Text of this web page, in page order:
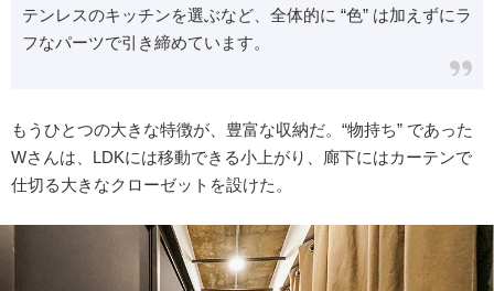
テンレスのキッチンを選ぶなど、全体的に “色” は加えずにラ
フなパーツで引き締めています。
もうひとつの大きな特徴が、豊富な収納だ。“物持ち” であった
Wさんは、LDKには移動できる小上がり、廊下にはカーテンで
仕切る大きなクローゼットを設けた。